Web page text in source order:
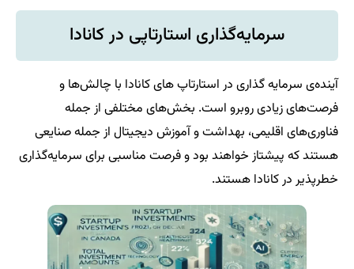
سرمایه‌گذاری استارتاپی در کانادا
آینده‌ی سرمایه‌ گذاری در استارتاپ های کانادا با چالش‌ها و
فرصت‌های زیادی روبرو است. بخش‌های مختلفی از جمله
فناوری‌های اقلیمی، بهداشت و آموزش دیجیتال از جمله صنایعی
هستند که پیشتاز خواهند بود و فرصت مناسبی برای سرمایه‌گذاری
خطرپذیر در کانادا هستند.